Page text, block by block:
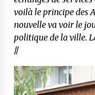
voilà le principe des
nouvelle va voir le
politique de la ville.
//